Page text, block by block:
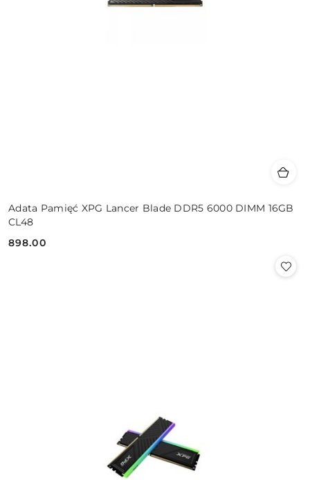
Adata Pamięć XPG Lancer Blade DDR5 6000 DIMM 16GB
CL48
Cena:
898.00